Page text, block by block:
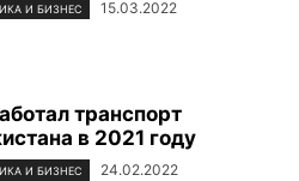
И БИЗНЕС 15.03.2022
транспорт
в 2021 году
И БИЗНЕС 24.02.2022